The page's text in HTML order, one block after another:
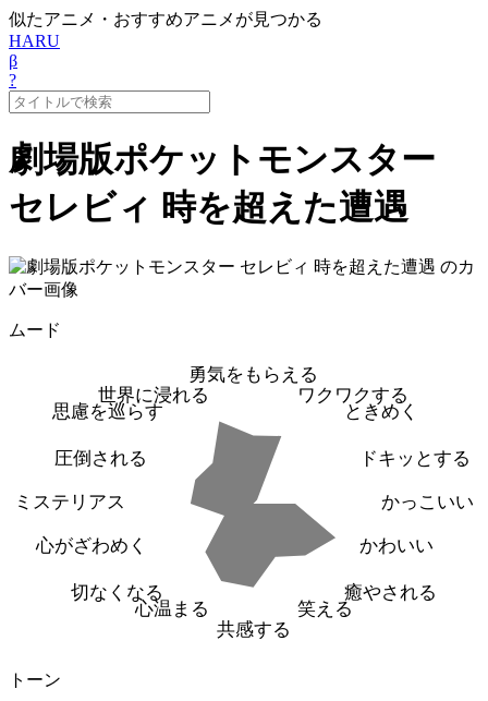
似たアニメ・おすすめアニメが見つかる
HARU
β
?
劇場版ポケットモンスター
セレビィ 時を超えた遭遇
ムード
勇気をもらえる
ワクワクする
ときめく
ドキッとする
かっこいい
かわいい
癒やされる
笑える
共感する
心温まる
切なくなる
心がざわめく
ミステリアス
圧倒される
思慮を巡らす
世界に浸れる
トーン